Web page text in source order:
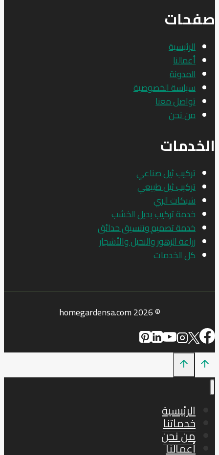
صفحات
الرئيسية
أعمالنا
المدونة
سياسة الخصوصية
تواصل معنا
من نحن
الخدمات
تركيب ثيل صناعي
تركيب ثيل طبيعي
شبكات الري
خدمة تركيب بديل الخشب
خدمة تصميم وتنسيق حدائق
زراعة الزهور والنخيل والأشجار
كل الخدمات
© 2026 homegardensa.com
الرئيسية
خدماتنا
من نحن
أعمالنا